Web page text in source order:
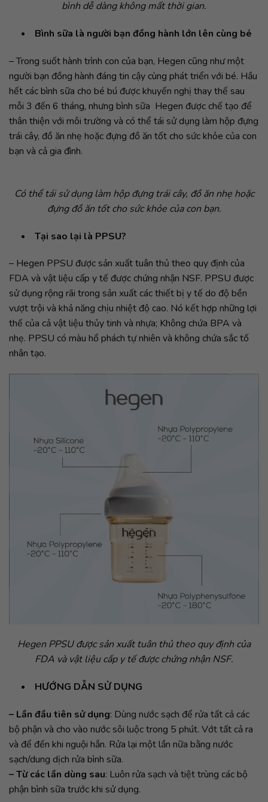
bình dễ dàng không mất thời gian.
Bình sữa là người bạn đồng hành lớn lên cùng bé
– Trong suốt hành trình con của bạn, Hegen cũng như một
người bạn đồng hành đáng tin cậy cùng phát triển với bé. Hầu
hết các bình sữa cho bé bú được khuyến nghị thay thế sau
mỗi 3 đến 6 tháng, nhưng bình sữa Hegen được chế tạo để
thân thiện với môi trường và có thể tái sử dụng làm hộp đựng
trái cây, đồ ăn nhẹ hoặc đựng đồ ăn tốt cho sức khỏe của con
bạn và cả gia đình.
Có thể tái sử dụng làm hộp đựng trái cây, đồ ăn nhẹ hoặc
đựng đồ ăn tốt cho sức khỏe của con bạn.
Tại sao lại là PPSU?
– Hegen PPSU được sản xuất tuân thủ theo quy định của
FDA và vật liệu cấp y tế được chứng nhận NSF. PPSU được
sử dụng rộng rãi trong sản xuất các thiết bị y tế do độ bền
vượt trội và khả năng chịu nhiệt độ cao. Nó kết hợp những lợi
thế của cả vật liệu thủy tinh và nhựa; Không chứa BPA và
nhẹ. PPSU có màu hổ phách tự nhiên và không chứa sắc tố
nhân tạo.
Hegen PPSU được sản xuất tuân thủ theo quy định của
FDA và vật liệu cấp y tế được chứng nhận NSF.
HƯỚNG DẪN SỬ DỤNG
– Lần đầu tiên sử dụng: Dùng nước sạch để rửa tất cả các
bộ phận và cho vào nước sôi luộc trong 5 phút. Vớt tất cả ra
và để đến khi nguội hẳn. Rửa lại một lần nữa bằng nước
sạch/dung dịch rửa bình sữa.
–Từ các lần dùng sau: Luôn rửa sạch và tiệt trùng các bộ
phận bình sữa trước khi sử dụng.